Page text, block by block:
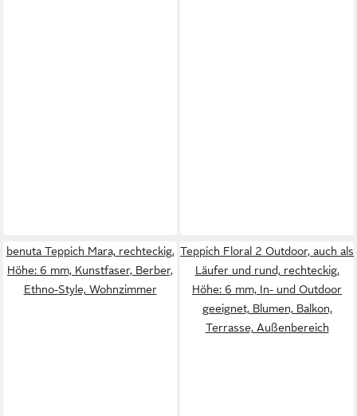
benuta Teppich Mara, rechteckig,
Höhe: 6 mm, Kunstfaser, Berber,
Ethno-Style, Wohnzimmer
Teppich Floral 2 Outdoor, auch als
Läufer und rund, rechteckig,
Höhe: 6 mm, In- und Outdoor
geeignet, Blumen, Balkon,
Terrasse, Außenbereich